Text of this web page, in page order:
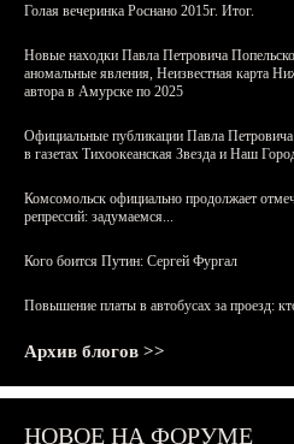
Голая вечеринка Роснано 2015г. Итог.
Новые находки Павла Петровича
аномальные явления, Неизвестная карта
автора в Амурске по 2025
Официальные публикации Павла
в газетах Тихоокеанская Звезда и Наш
Комсомольск официально продолжает
репрессий: задумаемся...
Кого боится Путин: Сергей Фургал
Повышение платы в автобусах за проезд:
Архив блогов >>
НОВОЕ НА ФОРУМЕ